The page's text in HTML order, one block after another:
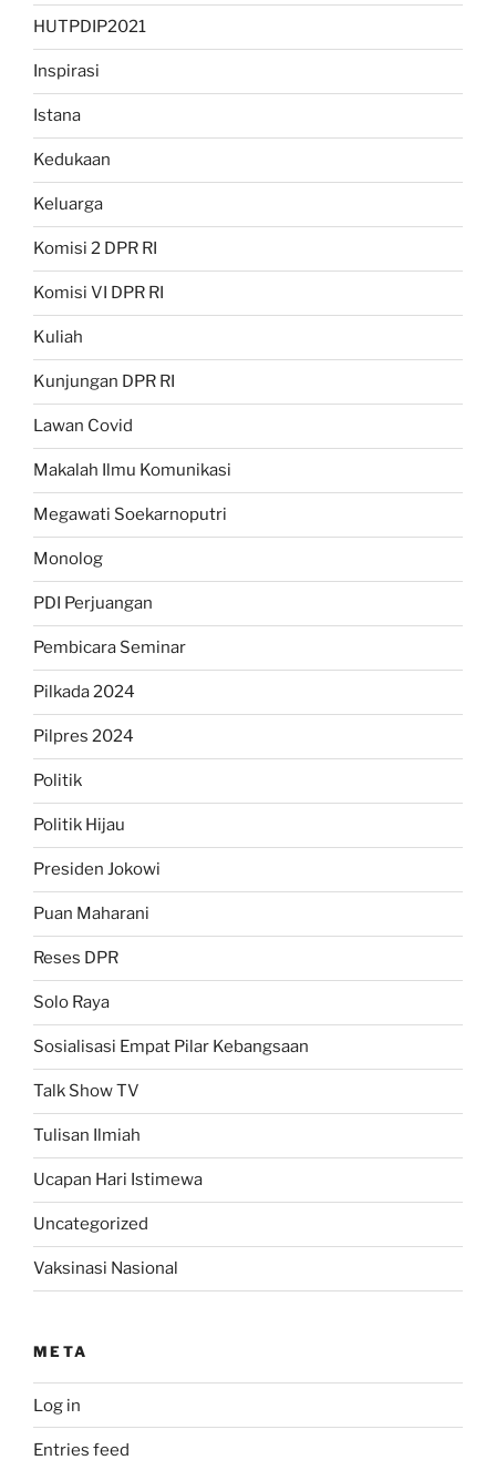
HUTPDIP2021
Inspirasi
Istana
Kedukaan
Keluarga
Komisi 2 DPR RI
Komisi VI DPR RI
Kuliah
Kunjungan DPR RI
Lawan Covid
Makalah Ilmu Komunikasi
Megawati Soekarnoputri
Monolog
PDI Perjuangan
Pembicara Seminar
Pilkada 2024
Pilpres 2024
Politik
Politik Hijau
Presiden Jokowi
Puan Maharani
Reses DPR
Solo Raya
Sosialisasi Empat Pilar Kebangsaan
Talk Show TV
Tulisan Ilmiah
Ucapan Hari Istimewa
Uncategorized
Vaksinasi Nasional
META
Log in
Entries feed